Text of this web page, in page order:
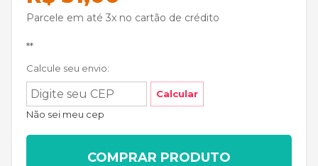
Parcele em até 3x no cartão de crédito
**
Calcule seu envio:
Calcular
Não sei meu cep
COMPRAR PRODUTO